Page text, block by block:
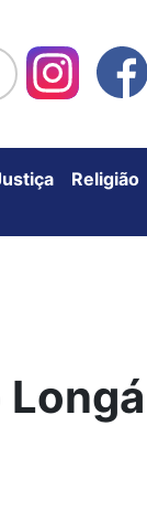
Religião